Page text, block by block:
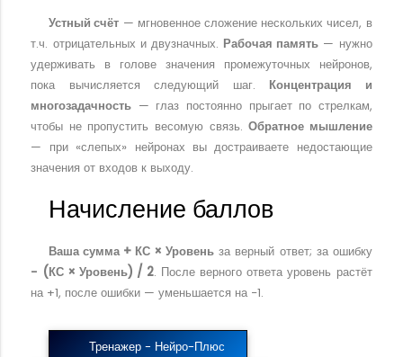
Устный счёт — мгновенное сложение нескольких чисел, в
т.ч. отрицательных и двузначных. Рабочая память — нужно
удерживать в голове значения промежуточных нейронов,
пока вычисляется следующий шаг. Концентрация и
многозадачность — глаз постоянно прыгает по стрелкам,
чтобы не пропустить весомую связь.Обратное мышление
— при «слепых» нейронах вы достраиваете недостающие
значения от входов к выходу.
Начисление баллов
Ваша сумма + КС × Уровень за верный ответ; за ошибку
− (КС × Уровень) / 2. После верного ответа уровень растёт
на +1, после ошибки — уменьшается на −1.
Тренажер - Нейро-Плюс